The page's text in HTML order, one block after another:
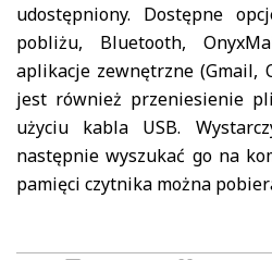
udostępniony. Dostępne
pobliżu, Bluetooth,
aplikacje zewnętrzne (Gmail,
jest również przeniesienie
użyciu kabla USB.
następnie wyszukać go na
pamięci czytnika można